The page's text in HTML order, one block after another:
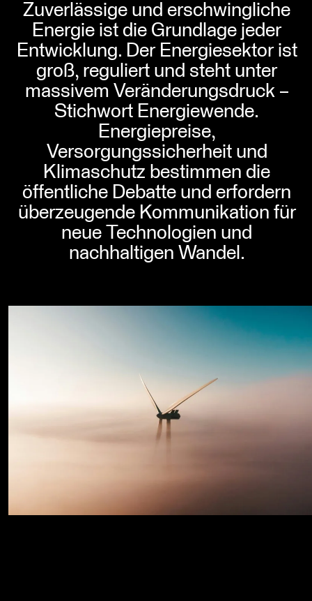
Zuverlässige und erschwingliche
Energie ist die Grundlage jeder
Entwicklung. Der Energiesektor ist
groß, reguliert und steht unter
massivem Veränderungsdruck –
Stichwort Energiewende.
Energiepreise,
Versorgungssicherheit und
Klimaschutz bestimmen die
öffentliche Debatte und erfordern
überzeugende Kommunikation für
neue Technologien und
nachhaltigen Wandel.